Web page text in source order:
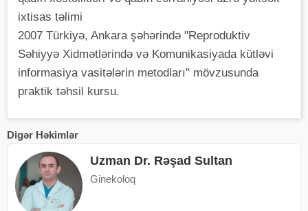
ixtisas təlimi
2007 Türkiyə, Ankara şəhərində "Reproduktiv
Səhiyyə Xidmətlərində və Komunikasiyada kütləvi
informasiya vasitələrin metodları" mövzusunda
praktik təhsil kursu.
Digər Həkimlər
Uzman Dr. Rəşad Sultan
Ginekoloq